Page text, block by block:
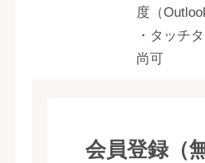
度（
・タッチ
尚可
会員登録（